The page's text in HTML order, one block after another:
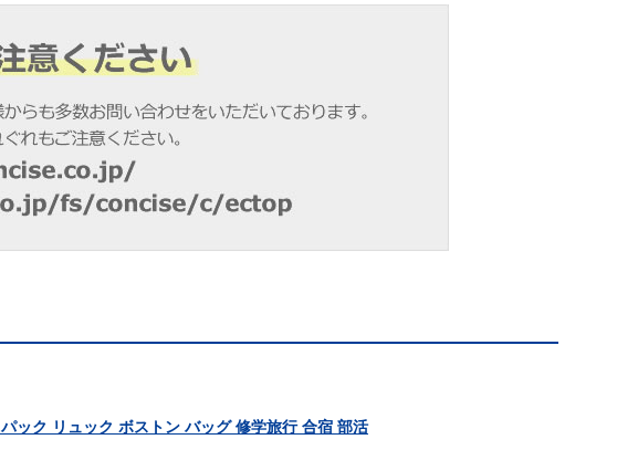
ック リュック ボストン バッグ 修学旅行 合宿 部活